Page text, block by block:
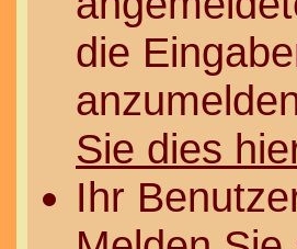
die
Sie dies
Ihr